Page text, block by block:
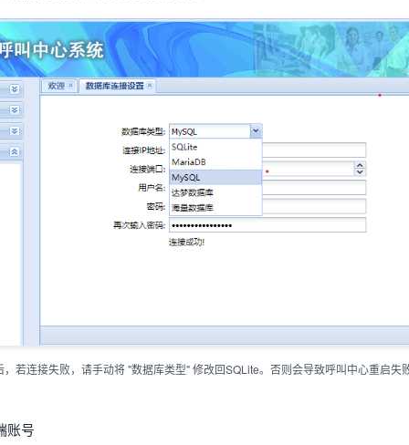
若连接失败，请手动将 "数据库类型" 修改回SQLite。否则会导致呼叫中心重启失
账号